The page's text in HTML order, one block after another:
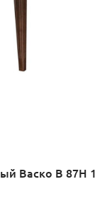
Васко В 87Н